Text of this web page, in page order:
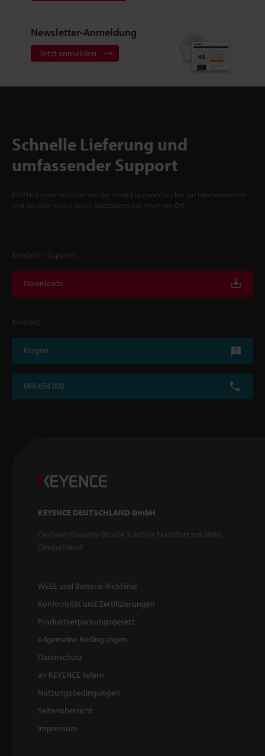
Newsletter-Anmeldung
Jetzt anmelden
Schnelle Lieferung und
umfassender Support
KEYENCE unterstützt Sie von der Produktauswahl bis hin zur Inbetriebnahme
und darüber hinaus durch Spezialisten bei Ihnen vor Ort.
Kontakt / Support
Downloads
Kontakt
Fragen
069 654 000
KEYENCE DEUTSCHLAND GmbH
De-Saint-Exupéry-Straße 3, 60549 Frankfurt am Main,
Deutschland
WEEE und Batterie-Richtlinie
Konformität und Zertifizierungen
Produktverpackungsgesetz
Allgemeine Bedingungen
Datenschutz
an KEYENCE liefern
Nutzungsbedingungen
Seitenübersicht
Impressum